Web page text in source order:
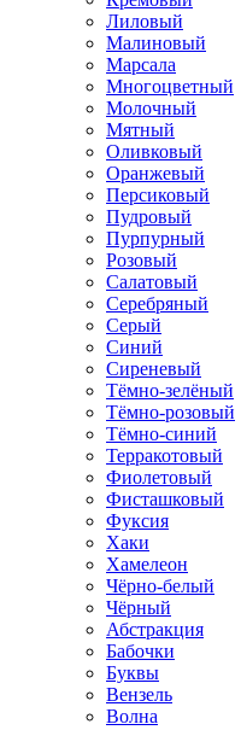
Лиловый
Малиновый
Марсала
Многоцветный
Молочный
Мятный
Оливковый
Оранжевый
Персиковый
Пудровый
Пурпурный
Розовый
Салатовый
Серебряный
Серый
Синий
Сиреневый
Тёмно-зелёный
Тёмно-розовый
Тёмно-синий
Терракотовый
Фиолетовый
Фисташковый
Фуксия
Хаки
Хамелеон
Чёрно-белый
Чёрный
Абстракция
Бабочки
Буквы
Вензель
Волна